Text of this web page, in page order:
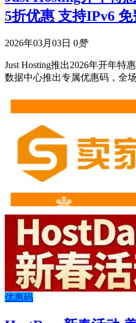
5折优惠 支持IPv6
2026年03月03日 0赞
Just Hosting推出2026年开年特
数据中心推出专属优惠码，全
优惠码